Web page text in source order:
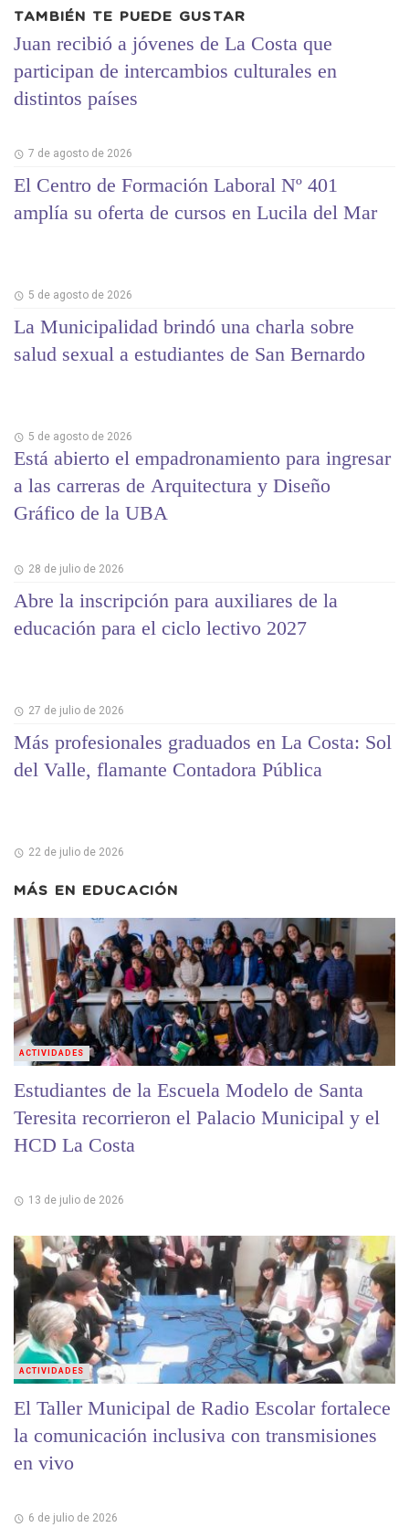
TAMBIÉN TE PUEDE GUSTAR
Juan recibió a jóvenes de La Costa que
participan de intercambios culturales en
distintos países
7 de agosto de 2026
El Centro de Formación Laboral Nº 401
amplía su oferta de cursos en Lucila del Mar
5 de agosto de 2026
La Municipalidad brindó una charla sobre
salud sexual a estudiantes de San Bernardo
5 de agosto de 2026
Está abierto el empadronamiento para ingresar
a las carreras de Arquitectura y Diseño
Gráfico de la UBA
28 de julio de 2026
Abre la inscripción para auxiliares de la
educación para el ciclo lectivo 2027
27 de julio de 2026
Más profesionales graduados en La Costa: Sol
del Valle, flamante Contadora Pública
22 de julio de 2026
MÁS EN EDUCACIÓN
Estudiantes de la Escuela Modelo de Santa
Teresita recorrieron el Palacio Municipal y el
HCD La Costa
13 de julio de 2026
ACTIVIDADES
El Taller Municipal de Radio Escolar fortalece
la comunicación inclusiva con transmisiones
en vivo
6 de julio de 2026
ACTIVIDADES